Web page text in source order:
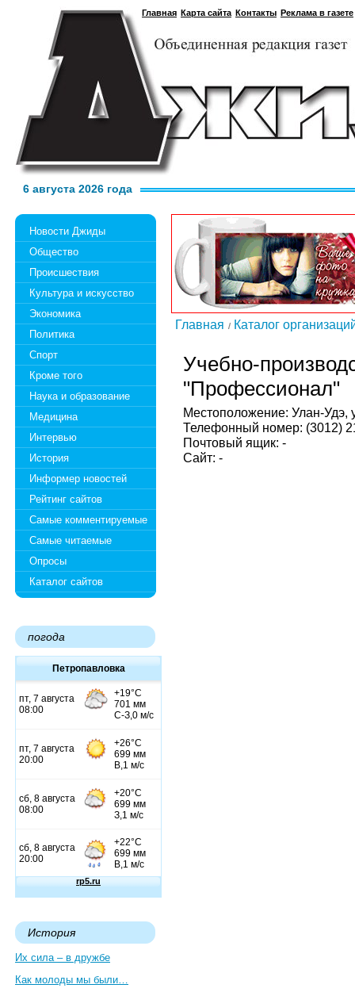
Главная Карта сайта Контакты Реклама в газете
6 августа 2026 года
Новости Джиды
Общество
Происшествия
Культура и искусство
Экономика
Политика
Спорт
Кроме того
Наука и образование
Медицина
Интервью
История
Информер новостей
Рейтинг сайтов
Самые комментируемые
Самые читаемые
Опросы
Каталог сайтов
погода
Петропавловка
История
Их сила – в дружбе
Как молоды мы были…
Главная Каталог
Учебно-
"Профессионал"
Местоположение: Улан-Удэ,
Телефонный номер: (3012)
Почтовый ящик: -
Сайт: -